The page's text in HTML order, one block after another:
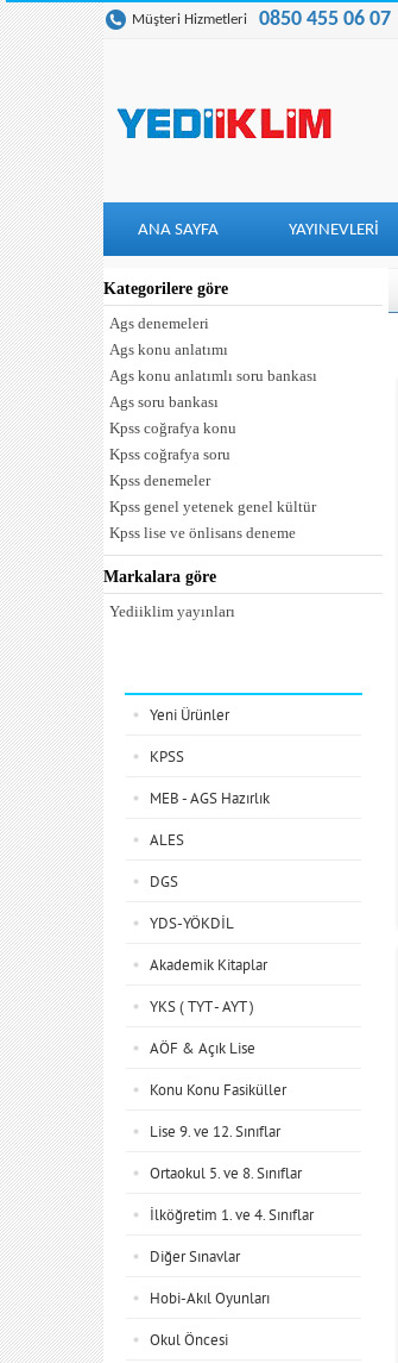
Müşteri Hizmetleri 0850 455 06 07
ANA SAYFA YAYINEVLERİ
Kategorilere göre
Ags denemeleri
Ags konu anlatımı
Ags konu anlatımlı soru bankası
Ags soru bankası
Kpss coğrafya konu
Kpss coğrafya soru
Kpss denemeler
Kpss genel yetenek genel kültür
Kpss lise ve önlisans deneme
Kpss tek kitaplar konu
Kpss tek kitaplar soru
Markalara göre
Yediiklim yayınları
Yeni Ürünler
KPSS
MEB - AGS Hazırlık
ALES
DGS
YDS-YÖKDİL
Akademik Kitaplar
YKS ( TYT - AYT )
AÖF & Açık Lise
Konu Konu Fasiküller
Lise 9. ve 12. Sınıflar
Ortaokul 5. ve 8. Sınıflar
İlköğretim 1. ve 4. Sınıflar
Diğer Sınavlar
Hobi-Akıl Oyunları
Okul Öncesi